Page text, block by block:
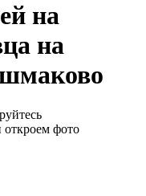
на
на
фото